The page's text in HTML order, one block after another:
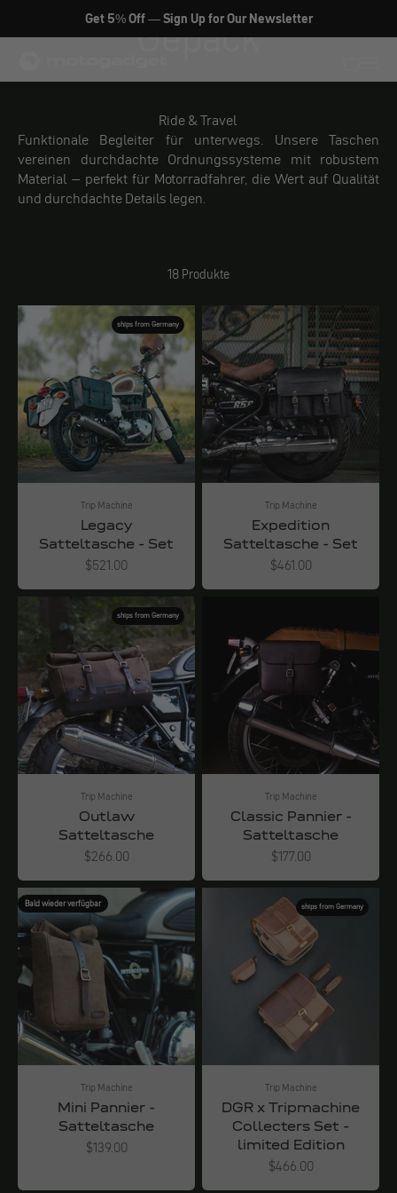
Zum Inhalt springen
Get 5% Off — Sign Up for Our Newsletter
Gepäck
Ride & Travel
Funktionale Begleiter für unterwegs. Unsere Taschen
vereinen durchdachte Ordnungssysteme mit robustem
Material – perfekt für Motorradfahrer, die Wert auf Qualität
und durchdachte Details legen.
18 Produkte
ships from Germany
Trip Machine
Legacy
Satteltasche - Set
Angebot
$521.00
Trip Machine
Expedition
Satteltasche - Set
Angebot
$461.00
ships from Germany
Trip Machine
Outlaw
Satteltasche
Angebot
$266.00
Trip Machine
Classic Pannier -
Satteltasche
Angebot
$177.00
Bald wieder verfügbar
Trip Machine
Mini Pannier -
Satteltasche
Angebot
$139.00
ships from Germany
Trip Machine
DGR x Tripmachine
Collecters Set -
limited Edition
Angebot
$466.00